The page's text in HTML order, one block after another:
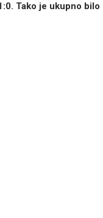
Tako je ukupno